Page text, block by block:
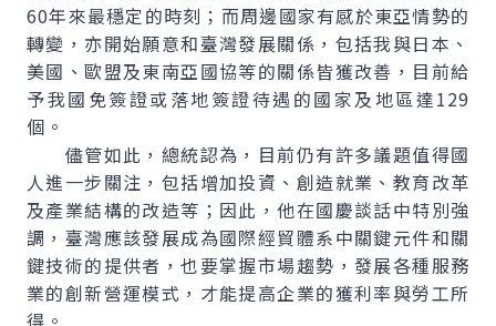
60年來最穩定的時刻；而周邊國家有感於東亞情勢的
轉變，亦開始願意和臺灣發展關係，包括我與日本、
美國、歐盟及東南亞國協等的關係皆獲改善，目前給
予我國免簽證或落地簽證待遇的國家及地區達129
個。
儘管如此，總統認為，目前仍有許多議題值得國
人進一步關注，包括增加投資、創造就業、教育改革
及產業結構的改造等；因此，他在國慶談話中特別強
調，臺灣應該發展成為國際經貿體系中關鍵元件和關
鍵技術的提供者，也要掌握市場趨勢，發展各種服務
業的創新營運模式，才能提高企業的獲利率與勞工所
得。